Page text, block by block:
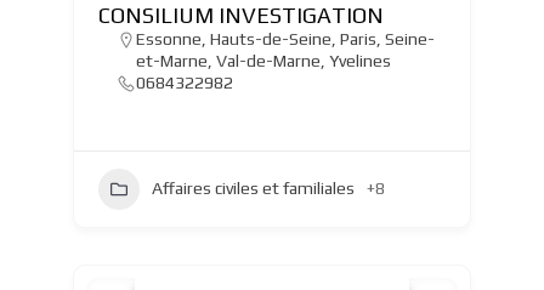
CONSILIUM INVESTIGATION
Essonne Hauts-de-Seine Paris Seine-
et-Marne Val-de-Marne Yvelines
0684322982
Affaires civiles et familiales +8